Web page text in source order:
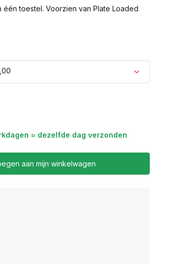
één toestel. Voorzien van Plate Loaded
= dezelfde dag verzonden
aan mijn winkelwagen